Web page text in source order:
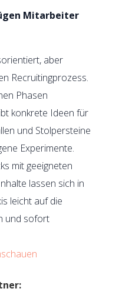
Mitarbeiter
aber
Recruitingprozess.
Phasen
konkrete Ideen für
und Stolpersteine
Experimente.
mit geeigneten
lassen sich in
leicht auf die
und sofort